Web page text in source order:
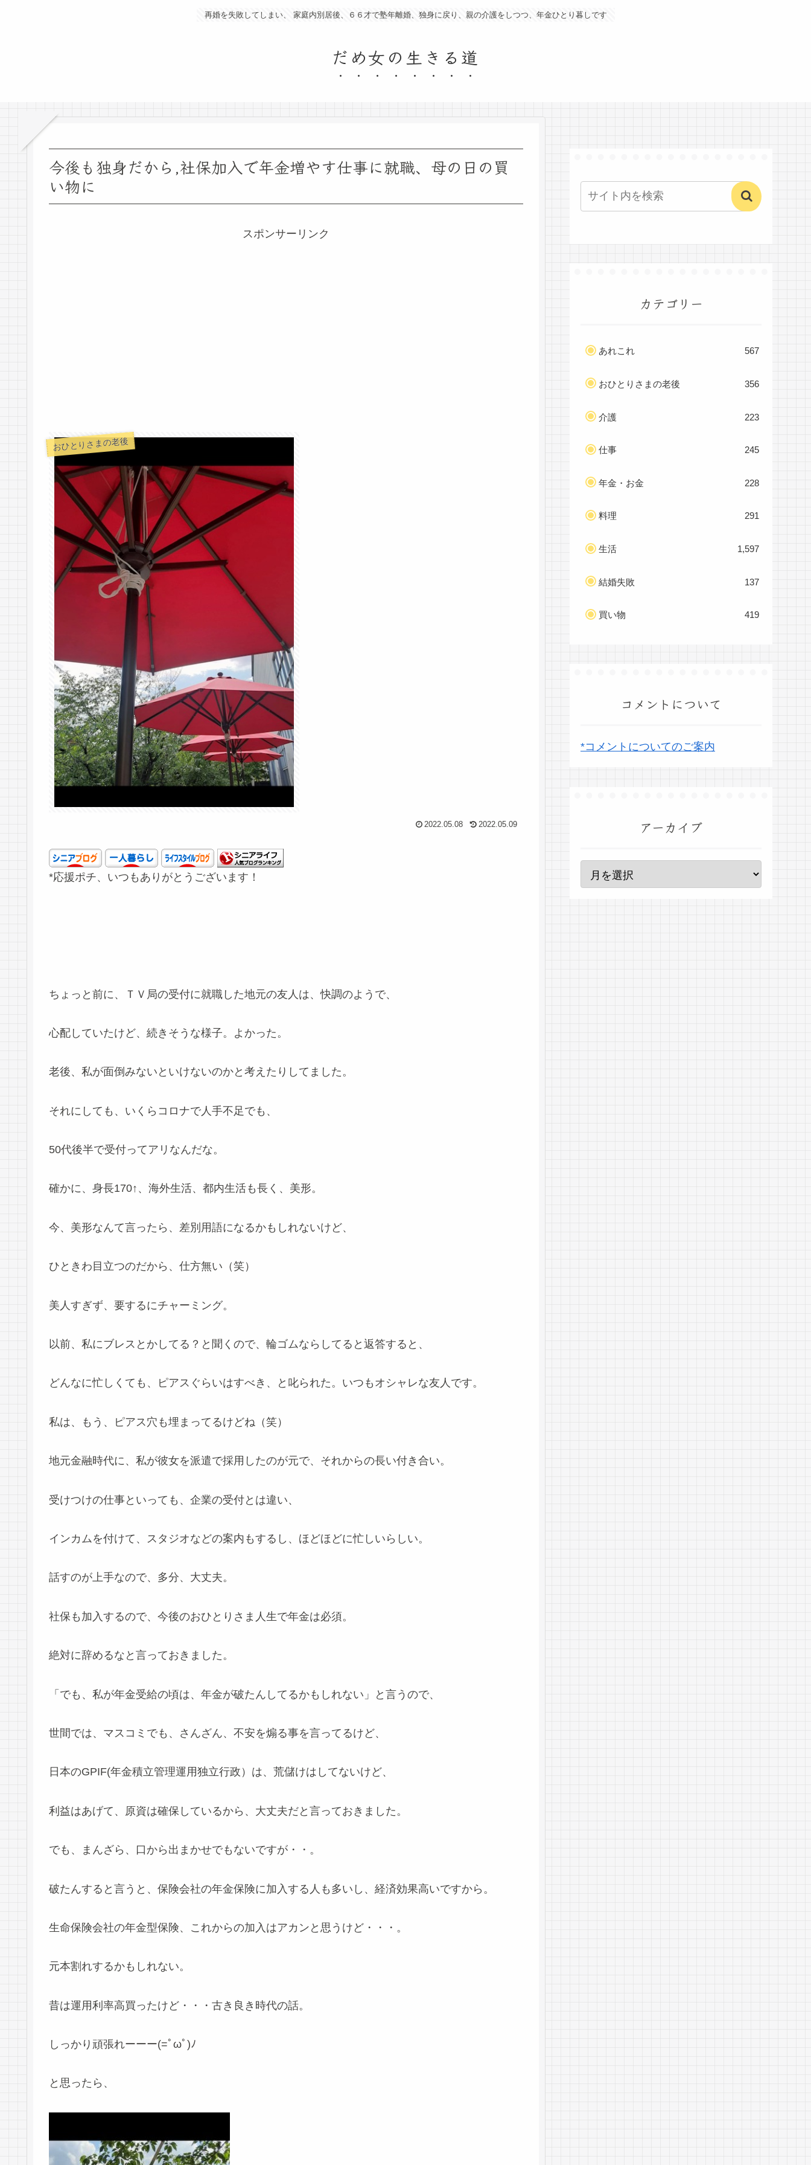
再婚を失敗してしまい、 家庭内別居後、６６才で塾年離婚、独身に戻り、親の介護をしつつ、年金ひとり暮しです
だめ女の生きる道
今後も独身だから,社保加入で年金増やす仕事に就職、母の日の買
い物に
スポンサーリンク
おひとりさまの老後
2022.05.08 2022.05.09
*応援ポチ、いつもありがとうございます！
ちょっと前に、ＴＶ局の受付に就職した地元の友人は、快調のようで、
心配していたけど、続きそうな様子。よかった。
老後、私が面倒みないといけないのかと考えたりしてました。
それにしても、いくらコロナで人手不足でも、
50代後半で受付ってアリなんだな。
確かに、身長170↑、海外生活、都内生活も長く、美形。
今、美形なんて言ったら、差別用語になるかもしれないけど、
ひときわ目立つのだから、仕方無い（笑）
美人すぎず、要するにチャーミング。
以前、私にブレスとかしてる？と聞くので、輪ゴムならしてると返答すると、
どんなに忙しくても、ピアスぐらいはすべき、と叱られた。いつもオシャレな友人です。
私は、もう、ピアス穴も埋まってるけどね（笑）
地元金融時代に、私が彼女を派遣で採用したのが元で、それからの長い付き合い。
受けつけの仕事といっても、企業の受付とは違い、
インカムを付けて、スタジオなどの案内もするし、ほどほどに忙しいらしい。
話すのが上手なので、多分、大丈夫。
社保も加入するので、今後のおひとりさま人生で年金は必須。
絶対に辞めるなと言っておきました。
「でも、私が年金受給の頃は、年金が破たんしてるかもしれない」と言うので、
世間では、マスコミでも、さんざん、不安を煽る事を言ってるけど、
日本のGPIF(年金積立管理運用独立行政）は、荒儲けはしてないけど、
利益はあげて、原資は確保しているから、大丈夫だと言っておきました。
でも、まんざら、口から出まかせでもないですが・・。
破たんすると言うと、保険会社の年金保険に加入する人も多いし、経済効果高いですから。
生命保険会社の年金型保険、これからの加入はアカンと思うけど・・・。
元本割れするかもしれない。
昔は運用利率高買ったけど・・・古き良き時代の話。
しっかり頑張れーーー(=ﾟωﾟ)ﾉ
と思ったら、
カテゴリー
あれこれ 567
おひとりさまの老後 356
介護 223
仕事 245
年金・お金 228
料理 291
生活 1,597
結婚失敗 137
買い物 419
コメントについて
*コメントについてのご案内
アーカイブ